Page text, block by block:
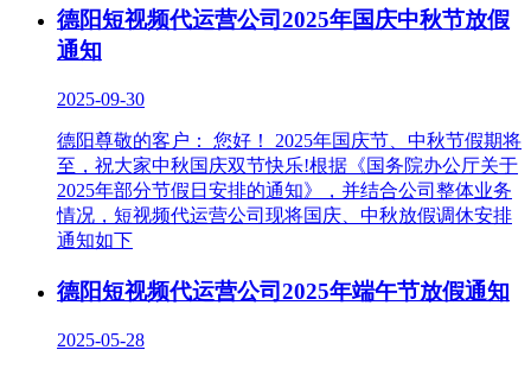
德阳短视频代运营公司2025年国庆中秋节放假
通知
2025-09-30
德阳尊敬的客户： 您好！ 2025年国庆节、中秋节假期将
至，祝大家中秋国庆双节快乐!根据《国务院办公厅关于
2025年部分节假日安排的通知》，并结合公司整体业务
情况，短视频代运营公司现将国庆、中秋放假调休安排
通知如下
德阳短视频代运营公司2025年端午节放假通知
2025-05-28